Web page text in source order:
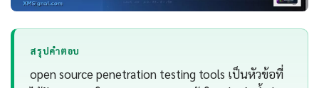
สรุปคำตอบ
open source penetration testing tools เป็นหัวข้อที่